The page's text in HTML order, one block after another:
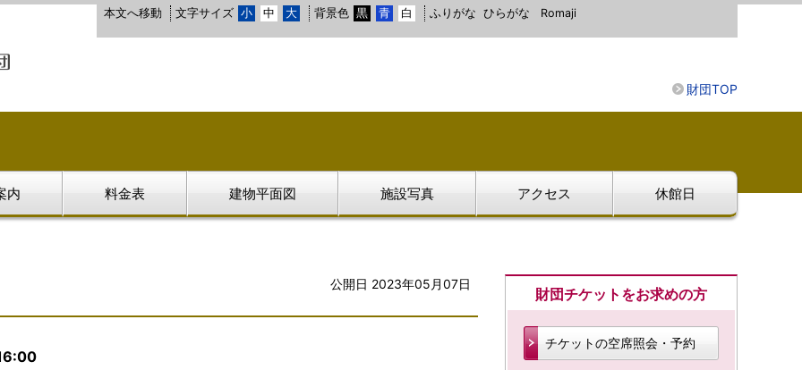
本文へ移動 文字サイズ 小 中 大 背景色 黒 青 白 ふりがな ひらがな Romaji
財団TOP
内 料金表 建物平面図 施設写真 アクセス 休館日
公開日 2023年05月07日
財団チケットをお求めの方
チケットの空席照会・予約